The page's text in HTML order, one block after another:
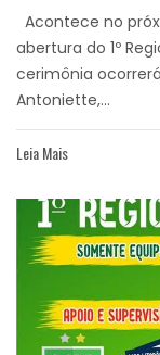
Acontece no
abertura do 1º
cerimônia
Antoniette,...
Leia Mais